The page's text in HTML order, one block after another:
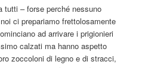
tutti – forse perché nessuno
ci prepariamo frettolosamente
ad arrivare i prigionieri
calzati ma hanno aspetto
zoccoloni di legno e di stracci,